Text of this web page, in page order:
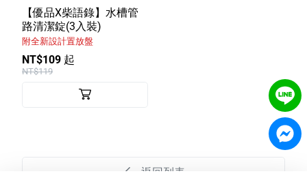
【優品X柴語錄】水槽管
路清潔錠(3入裝)
附全新設計置放盤
NT$109 起
NT$119
返回列表